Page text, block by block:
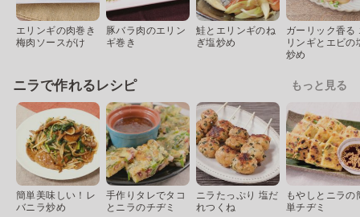
エリンギの肉巻き
梅肉ソースがけ
豚バラ肉のエリン
ギ巻き
鮭とエリンギのね
ぎ塩炒め
ガーリック香る
リンギとエビの
炒め
ニラで作れるレシピ もっと見る
簡単美味しい！レ
バニラ炒め
手作りタレでタコ
とニラのチヂミ
ニラたっぷり 塩だ
れつくね
もやしとニラの
単チヂミ